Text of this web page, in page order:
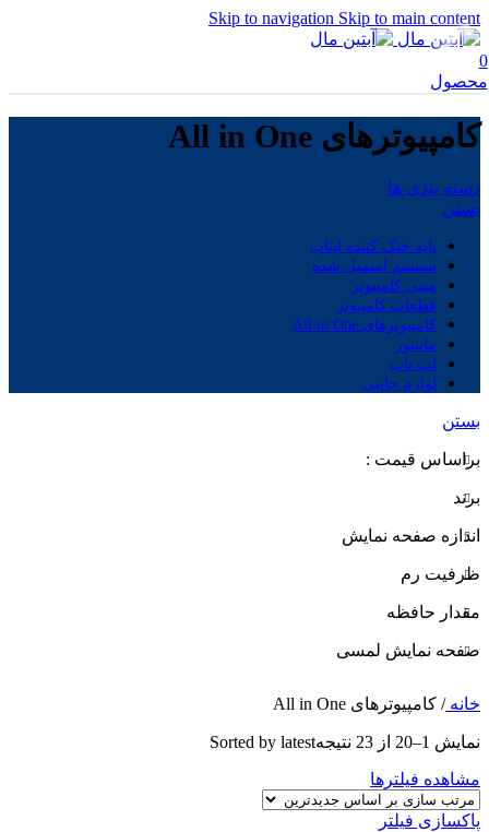
Skip to navigation Skip to main content
0
محصول
کامپیوترهای All in One
دسته بندی ها
بستن
پایه خنک کننده لپتاپ
سیستم اسمبل شده
مینی کامپیوتر
قطعات کامپیوتر
کامپیوترهای All in One
مانیتور
لپ تاپ
لوازم جانبی
بستن
براساس قیمت :
برند
اندازه صفحه نمایش
ظرفیت رم
مقدار حافظه
صفحه نمایش لمسی
خانه/ کامپیوترهای All in One
نمایش 1–20 از 23 نتیجه
Sorted by latest
مشاهده فیلترها
پاکسازی فیلتر